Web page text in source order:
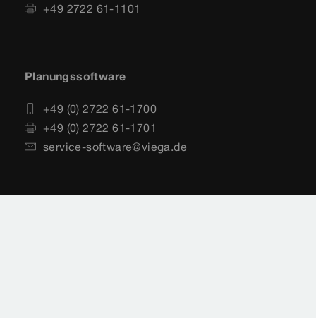
+49 2722 61-1101
Planungssoftware
+49 (0) 2722 61-1700
+49 (0) 2722 61-1701
service-software@viega.de